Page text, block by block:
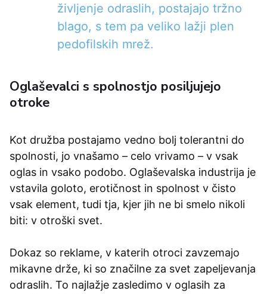
življenje odraslih, postajajo tržno
blago, s tem pa veliko lažji plen
pedofilskih mrež.
Oglaševalci s spolnostjo posiljujejo
otroke
Kot družba postajamo vedno bolj tolerantni do
spolnosti, jo vnašamo – celo vrivamo – v vsak
oglas in vsako podobo. Oglaševalska industrija je
vstavila goloto, erotičnost in spolnost v čisto
vsak element, tudi tja, kjer jih ne bi smelo nikoli
biti: v otroški svet.
Dokaz so reklame, v katerih otroci zavzemajo
mikavne drže, ki so značilne za svet zapeljevanja
odraslih. To najlažje zasledimo v oglasih za